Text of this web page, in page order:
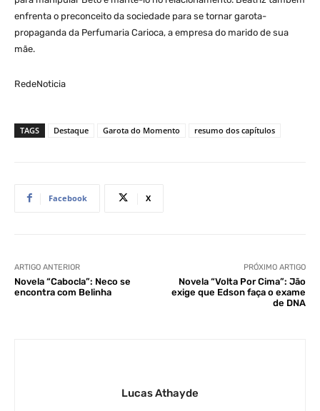
enfrenta o preconceito da sociedade para se tornar garota-
propaganda da Perfumaria Carioca, a empresa do marido de sua
mãe.
RedeNoticia
TAGS Destaque Garota do Momento resumo dos capítulos
Facebook X
ARTIGO ANTERIOR
Novela “Cabocla”: Neco se
encontra com Belinha
PRÓXIMO ARTIGO
Novela “Volta Por Cima”: Jão
exige que Edson faça o exame
de DNA
Lucas Athayde